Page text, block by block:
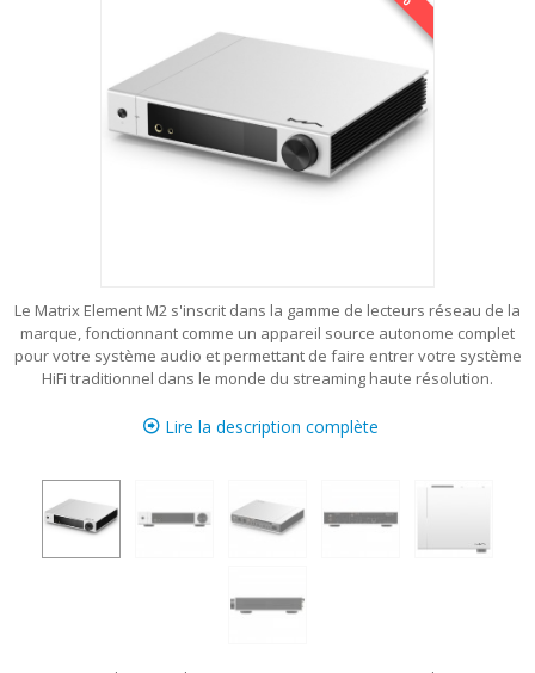
Le Matrix Element M2 s'inscrit dans la gamme de lecteurs réseau de la
marque, fonctionnant comme un appareil source autonome complet
pour votre système audio et permettant de faire entrer votre système
HiFi traditionnel dans le monde du streaming haute résolution.
Lire la description complète